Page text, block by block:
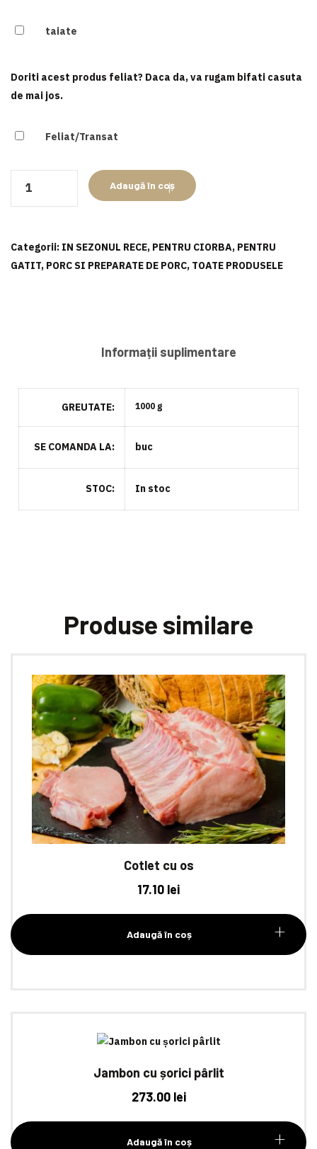
taiate
Doriti acest produs feliat? Daca da, va rugam bifati casuta
de mai jos.
Feliat/Transat
Ciocănele
Adaugă în coș
Categorii:IN SEZONUL RECE,PENTRU CIORBA,PENTRU
GATIT,PORC SI PREPARATE DE PORC,TOATE PRODUSELE
Informații suplimentare
GREUTATE 1000 g
SE COMANDA LA buc
STOC In stoc
Produse similare
Cotlet cu os
17.10 lei
Adaugă în coș
Jambon cu șorici pârlit
273.00 lei
Adaugă în coș